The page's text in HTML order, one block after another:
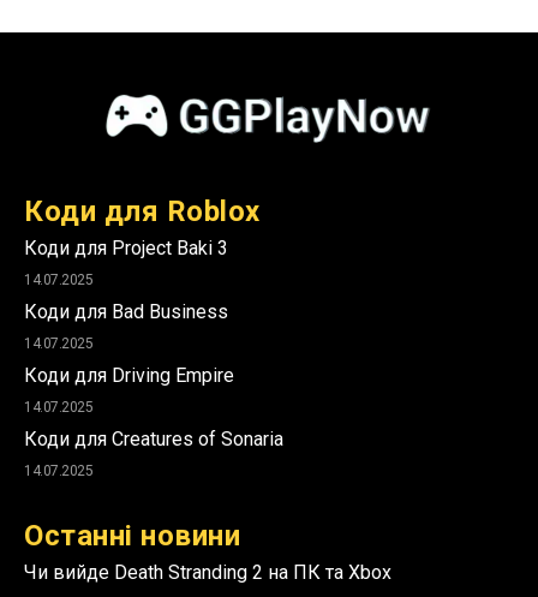
Коди для Roblox
Коди для Project Baki 3
14.07.2025
Коди для Bad Business
14.07.2025
Коди для Driving Empire
14.07.2025
Коди для Creatures of Sonaria
14.07.2025
Останні новини
Чи вийде Death Stranding 2 на ПК та Xbox